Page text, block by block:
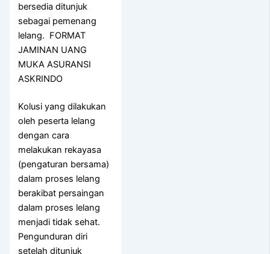
bersedia ditunjuk
sebagai pemenang
lelang. FORMAT
JAMINAN UANG
MUKA ASURANSI
ASKRINDO
Kolusi yang dilakukan
oleh peserta lelang
dengan cara
melakukan rekayasa
(pengaturan bersama)
dalam proses lelang
berakibat persaingan
dalam proses lelang
menjadi tidak sehat.
Pengunduran diri
setelah ditunjuk